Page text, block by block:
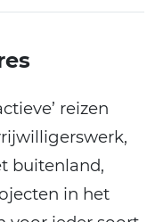
reizen
buitenland,
in het